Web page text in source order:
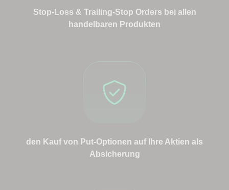
Stop-Loss & Trailing-Stop Orders bei allen
handelbaren Produkten
den Kauf von Put-Optionen auf Ihre Aktien als
Absicherung